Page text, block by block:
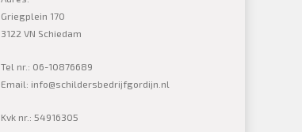
Griegplein 170
3122 VN Schiedam
Tel nr.: 06-10876689
Email: info@schildersbedrijfgordijn.nl
Kvk nr.: 54916305